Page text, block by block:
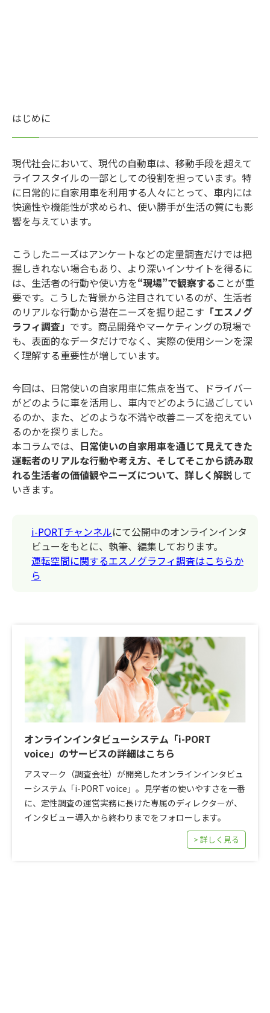
はじめに
現代社会において、現代の自動車は、移動手段を超えて
ライフスタイルの一部としての役割を担っています。特
に日常的に自家用車を利用する人々にとって、車内には
快適性や機能性が求められ、使い勝手が生活の質にも影
響を与えています。
こうしたニーズはアンケートなどの定量調査だけでは把
握しきれない場合もあり、より深いインサイトを得るに
は、生活者の行動や使い方を“現場”で観察する ことが重
要です。こうした背景から注目されているのが、生活者
のリアルな行動から潜在ニーズを掘り起こす 「エスノグ
ラフィ調査」 です。商品開発やマーケティングの現場で
も、表面的なデータだけでなく、実際の使用シーンを深
く理解する重要性が増しています。
今回は、日常使いの自家用車に焦点を当て、ドライバー
がどのように車を活用し、車内でどのように過ごしてい
るのか、また、どのような不満や改善ニーズを抱えてい
るのかを探りました。
本コラムでは、 日常使いの自家用車を通じて見えてきた
運転者のリアルな行動や考え方、そしてそこから読み取
れる生活者の価値観やニーズについて、詳しく解説して
いきます。
i-PORTチャンネルにて公開中のオンラインインタ
ビューをもとに、執筆、編集しております。
運転空間に関するエスノグラフィ調査はこちらか
ら
オンラインインタビューシステム「i-PORT
voice」のサービスの詳細はこちら
アスマーク（調査会社）が開発したオンラインインタビュ
ーシステム「i-PORT voice」。見学者の使いやすさを一番
に、定性調査の運営実務に長けた専属のディレクターが、
インタビュー導入から終わりまでをフォローします。
> 詳しく見る